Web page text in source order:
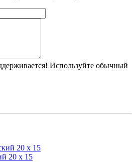
Используйте обычный
20 х 15